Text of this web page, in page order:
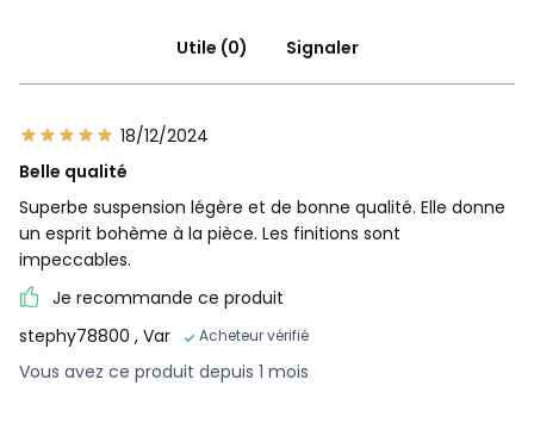
Utile (0) Signaler
18/12/2024
Belle qualité
Superbe suspension légère et de bonne qualité. Elle donne
un esprit bohème à la pièce. Les finitions sont
impeccables.
Je recommande ce produit
stephy78800 , Var Acheteur vérifié
Vous avez ce produit depuis 1 mois